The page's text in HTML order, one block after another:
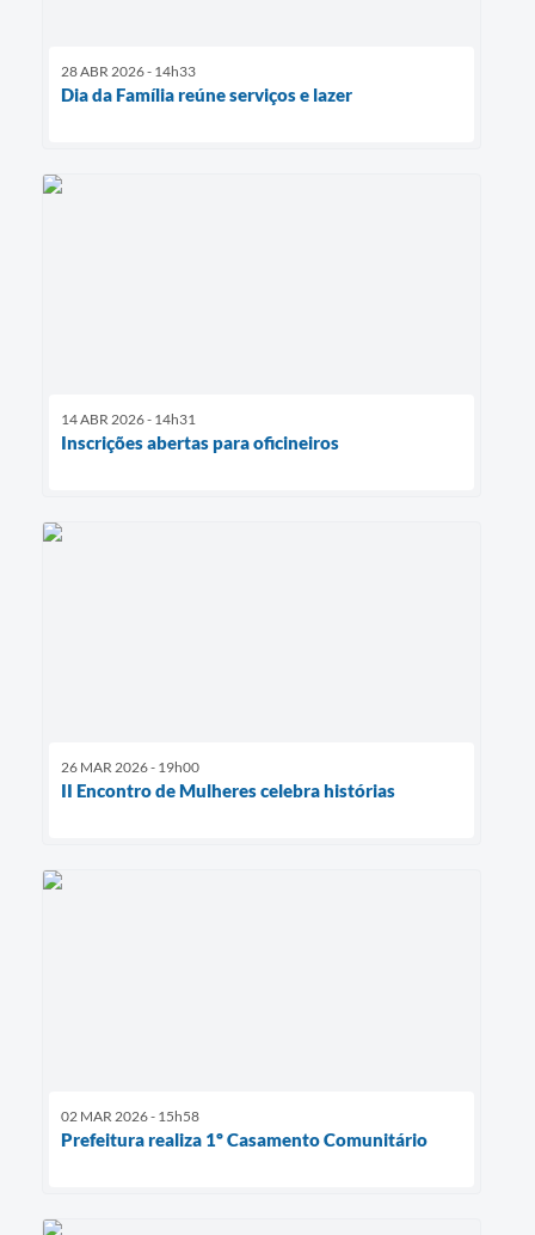
28 ABR 2026 - 14h33
Dia da Família reúne serviços e lazer
14 ABR 2026 - 14h31
Inscrições abertas para oficineiros
26 MAR 2026 - 19h00
II Encontro de Mulheres celebra histórias
02 MAR 2026 - 15h58
Prefeitura realiza 1º Casamento Comunitário